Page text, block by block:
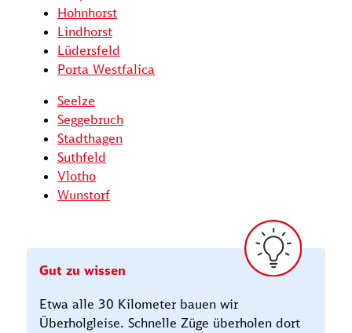
Hohnhorst
Lindhorst
Lüdersfeld
Porta Westfalica
Seelze
Seggebruch
Stadthagen
Suthfeld
Vlotho
Wunstorf
Gut zu wissen
Etwa alle 30 Kilometer bauen wir
Überholgleise. Schnelle Züge überholen dort